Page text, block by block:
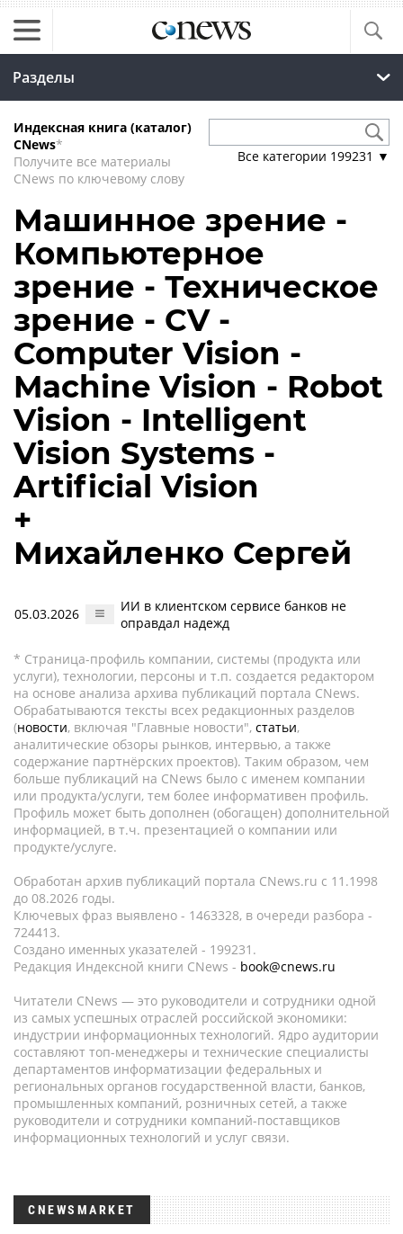
Разделы
Индексная книга (каталог)
CNews*
Получите все материалы
CNews по ключевому слову
Все категории 199231 ▼
Машинное зрение -
Компьютерное
зрение - Техническое
зрение - CV -
Computer Vision -
Machine Vision - Robot
Vision - Intelligent
Vision Systems -
Artificial Vision
+
Михайленко Сергей
05.03.2026
ИИ в клиентском сервисе банков не
оправдал надежд
* Страница-профиль компании, системы (продукта или
услуги), технологии, персоны и т.п. создается редактором
на основе анализа архива публикаций портала CNews.
Обрабатываются тексты всех редакционных разделов
(новости, включая "Главные новости", статьи,
аналитические обзоры рынков, интервью, а также
содержание партнёрских проектов). Таким образом, чем
больше публикаций на CNews было с именем компании
или продукта/услуги, тем более информативен профиль.
Профиль может быть дополнен (обогащен) дополнительной
информацией, в т.ч. презентацией о компании или
продукте/услуге.
Обработан архив публикаций портала CNews.ru c 11.1998
до 08.2026 годы.
Ключевых фраз выявлено - 1463328, в очереди разбора -
724413.
Создано именных указателей - 199231.
Редакция Индексной книги CNews - book@cnews.ru
Читатели CNews — это руководители и сотрудники одной
из самых успешных отраслей российской экономики:
индустрии информационных технологий. Ядро аудитории
составляют топ-менеджеры и технические специалисты
департаментов информатизации федеральных и
региональных органов государственной власти, банков,
промышленных компаний, розничных сетей, а также
руководители и сотрудники компаний-поставщиков
информационных технологий и услуг связи.
CNEWSMARKET